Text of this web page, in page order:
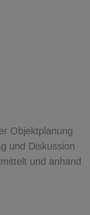
Objektplanung
und Diskussion
und anhand